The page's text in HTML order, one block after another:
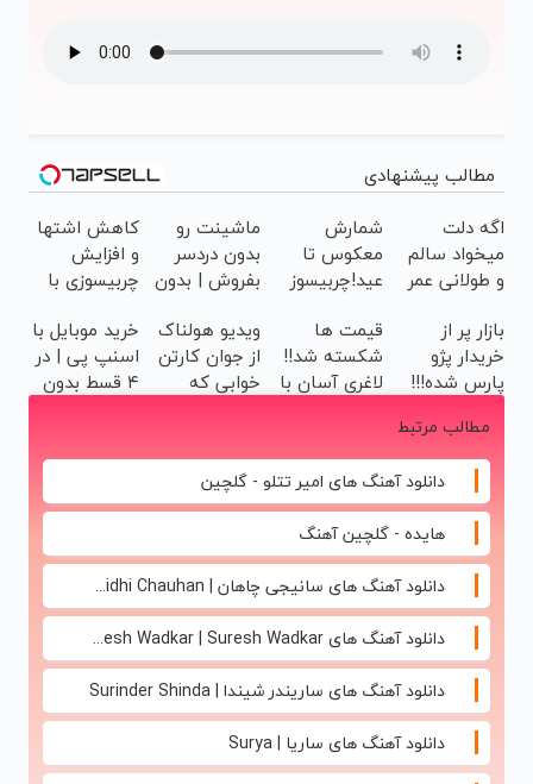
مطالب پیشنهادی
اگه دلت
میخواد سالم
و طولانی عمر
دمنوش رو
بخر!
شمارش
معکوس تا
عید!چربیسوز
ماشینت رو
بدون دردسر
بفروش | بدون
کاهش اشتها
و افزایش
چربیسوزی با
لاغری
بازار پر از
خریدار پژو
پارس شده!!!
ماشینتو اینجا
به راحتی
بفروش
قیمت ها
شکسته شد!!
لاغری آسان با
سیب سلامت
و مجوز
ویدیو هولناک
از جوان کارتن
خوابی که
خرید موبایل با
اسنپ پی | در
۴ قسط بدون
مطالب مرتبط
دانلود آهنگ های امیر تتلو - گلچین
هایده - گلچین آهنگ
دانلود آهنگ های سانیجی چاهان | Sunidhi Chauhan
دانلود آهنگ های Suresh Wadkar | Suresh Wadkar
دانلود آهنگ های ساریندر شیندا | Surinder Shinda
دانلود آهنگ های ساریا | Surya